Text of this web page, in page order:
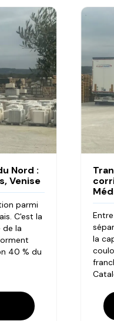
Nord :
Venise
parmi
C'est la
de la
40 % du
la